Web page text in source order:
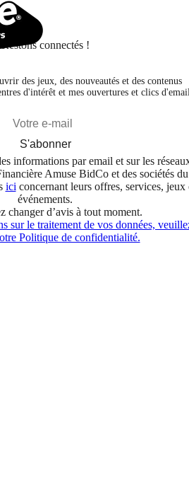
Restons connectés !
des jeux, des nouveautés et des contenus
d'intérêt et mes ouvertures et clics
S'abonner
informations par email et sur les
Amuse BidCo et des sociétés du
ici concernant leurs offres, services, jeux
événements.
changer d’avis à tout moment.
sur le traitement de vos données,
Politique de confidentialité.